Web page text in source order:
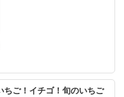
ちご！イチゴ！旬のいちご